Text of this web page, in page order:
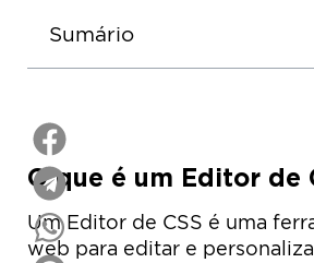
Sumário
O que é um Editor de
Um Editor de CSS é uma
web para editar e